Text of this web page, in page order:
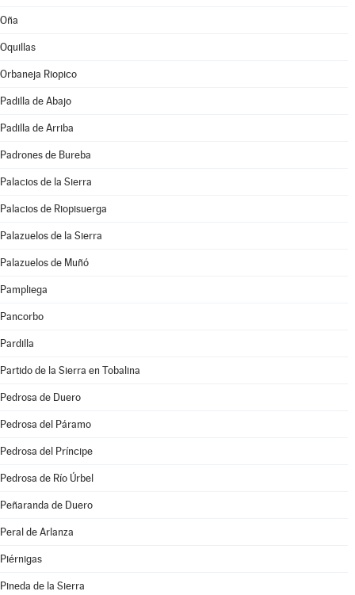
Oña
Oquillas
Orbaneja Riopico
Padilla de Abajo
Padilla de Arriba
Padrones de Bureba
Palacios de la Sierra
Palacios de Riopisuerga
Palazuelos de la Sierra
Palazuelos de Muñó
Pampliega
Pancorbo
Pardilla
Partido de la Sierra en Tobalina
Pedrosa de Duero
Pedrosa del Páramo
Pedrosa del Príncipe
Pedrosa de Río Úrbel
Peñaranda de Duero
Peral de Arlanza
Piérnigas
Pineda de la Sierra